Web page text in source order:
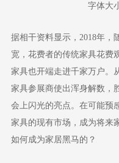
字体大
据相干资料显示，2018年，
宽，花费者的传统家具花费
家具也开端走进千家万户。
家具参展商使出浑身解数，
会上闪光的亮点。在可能预
家具的现有市场，成为将来
如何成为家居黑马的？